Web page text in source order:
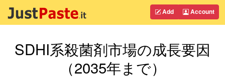
Add Account
SDHI系殺菌剤市場の成長要因
（2035年まで）